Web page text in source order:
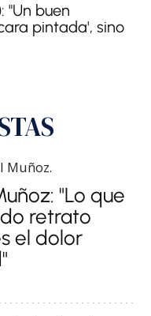
"Un buen
pintada', sino
"Lo que
retrato
el dolor